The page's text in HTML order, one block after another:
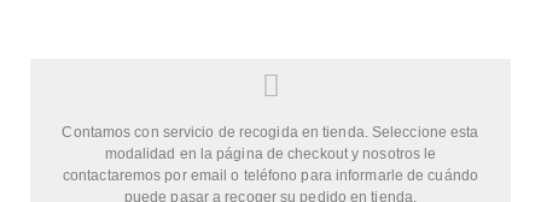
Contamos con servicio de recogida en tienda. Seleccione esta
modalidad en la página de checkout y nosotros le
contactaremos por email o teléfono para informarle de cuándo
puede pasar a recoger su pedido en tienda.